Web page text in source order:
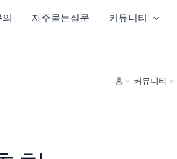
자주묻는질문 커뮤니티
홈 커뮤니티